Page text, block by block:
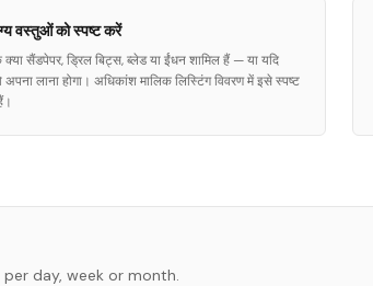
वस्तुओं को स्पष्ट करें
सैंडपेपर, ड्रिल बिट्स, ब्लेड या ईंधन शामिल हैं — या यदि
लाना होगा। अधिकांश मालिक लिस्टिंग विवरण में इसे स्पष्ट
day, week or month.